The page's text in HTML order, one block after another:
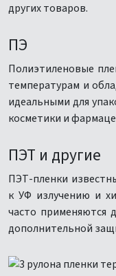
других товаров.
ПЭ
Полиэтиленовые
температурам и
идеальными для
косметики и
ПЭТ и другие
ПЭТ-пленки
к УФ излучению и
часто применяются
дополнительной